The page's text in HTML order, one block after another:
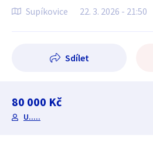
Supíkovice 22. 3. 2026 - 21:50
Sdílet
80 000 Kč
U.....